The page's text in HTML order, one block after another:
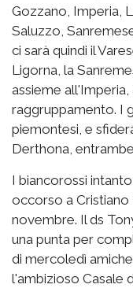
Gozzano, Imperia,
Saluzzo,
ci sarà quindi il
Ligorna, la
assieme
raggruppamento. I
piemontesi, e
Derthona,
I biancorossi
occorso a
novembre. Il ds
una punta per
di mercoledì
l'ambizioso Casale